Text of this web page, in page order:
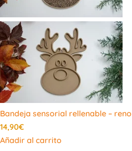
Bandeja sensorial rellenable – reno
14,90€
Añadir al carrito